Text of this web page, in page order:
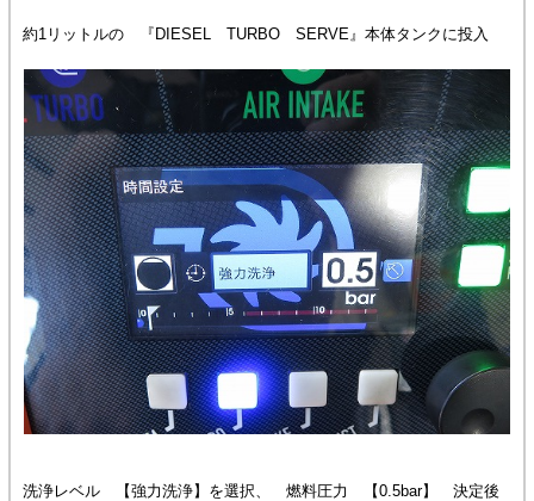
約1リットルの 『DIESEL TURBO SERVE』本体タンクに投入
洗浄レベル 【強力洗浄】を選択、 燃料圧力 【0.5bar】 決定後